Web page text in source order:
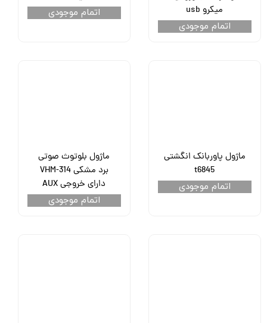
میکرو usb
اتمام موجودی
اتمام موجودی
ماژول پاوربانک انگشتی
t6845
اتمام موجودی
ماژول بلوتوث صوتی
برد مشکی VHM-314
دارای خروجی AUX
اتمام موجودی